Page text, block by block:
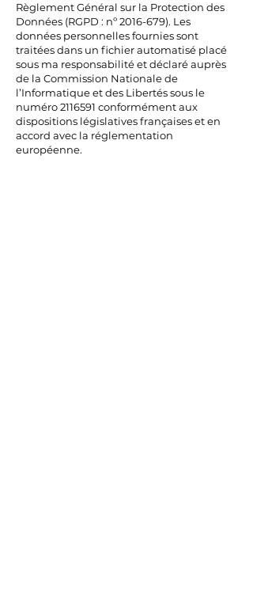
Règlement Général sur la Protection des
Données (RGPD : nº2016-679). Les
données personnelles fournies sont
traitées dans un fichier automatisé placé
sous ma responsabilité et déclaré auprès
de la Commission Nationale de
l’Informatique et des Libertés sous le
numéro2116591 conformément aux
dispositions législatives françaises et en
accord avec la réglementation
européenne.